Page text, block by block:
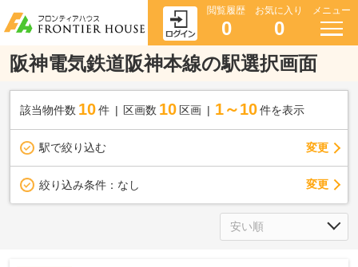
閲覧履歴
0
お気に入り
0
メニュー
阪神電気鉄道阪神本線の駅選択画面
該当物件数 10件 区画数 10 区画 1～10 件を表示
駅で絞り込む 変更
絞り込み条件： なし 変更